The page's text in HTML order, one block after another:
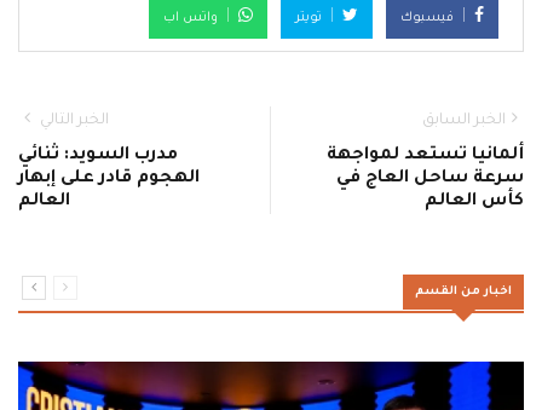
فيسبوك تويتر واتس اب
الخبر السابق
ألمانيا تستعد لمواجهة
سرعة ساحل العاج في
كأس العالم
الخبر التالي
مدرب السويد: ثنائي
الهجوم قادر على إبهار
العالم
اخبار من القسم